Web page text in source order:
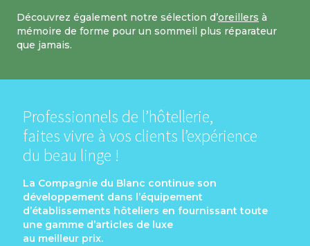
Découvrez également notre sélection d’oreillers à
mémoire de forme pour un sommeil plus réparateur
que jamais.
Professionnels de l’hôtellerie,
faites vivre à vos clients l’expérience
du beau linge !
La Compagnie du Blanc continue son
développement dans l’équipement
d’établissements hôteliers en fournissant toute
une gamme d’articles de luxe
au meilleur prix.